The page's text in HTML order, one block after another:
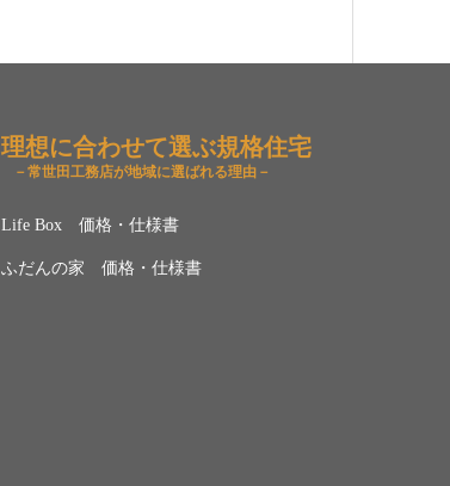
理想に合わせて選ぶ規格住宅
－常世田工務店が地域に選ばれる理由－
Life Box 価格・仕様書
ふだんの家 価格・仕様書